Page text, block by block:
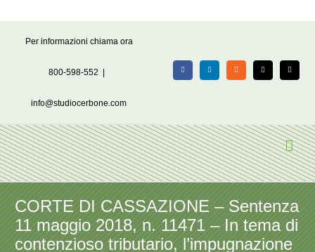
Per informazioni chiama ora
800-598-552
info@studiocerbone.com
FacebookLinkedIn Rss X Email
CORTE DI CASSAZIONE – Sentenza
11 maggio 2018, n. 11471 – In tema di
contenzioso tributario, l’impugnazione